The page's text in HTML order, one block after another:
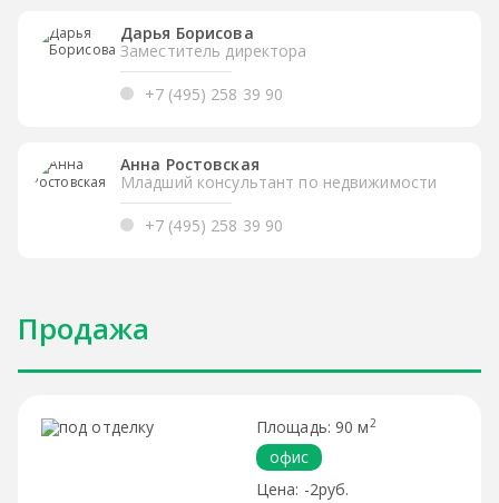
Дарья Борисова
Заместитель директора
+7 (495) 258 39 90
Анна Ростовская
Младший консультант по недвижимости
+7 (495) 258 39 90
Продажа
90 м 2
офис
-2руб.